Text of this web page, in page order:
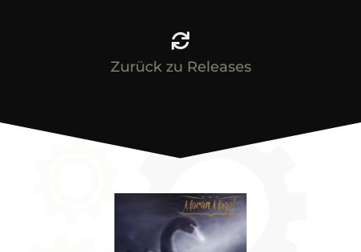
Zurück zu Releases